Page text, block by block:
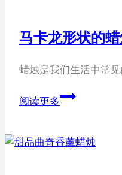
马卡龙形状的
蜡烛是我们生活中常
阅读更多马
形